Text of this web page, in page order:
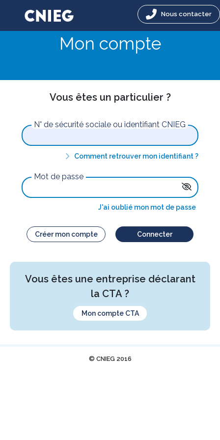
Nous contacter
Mon compte
Vous êtes un particulier ?
N° de sécurité sociale ou identifiant CNIEG
Comment retrouver mon identifiant ?
Mot de passe
J'ai oublié mon mot de passe
Créer mon compte Connecter
Vous êtes une entreprise déclarant
la CTA ?
Mon compte CTA
© CNIEG 2016